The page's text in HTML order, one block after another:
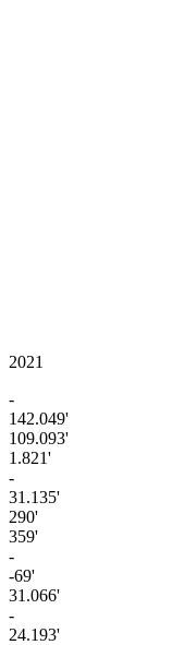
2021
-
142.049'
109.093'
1.821'
-
31.135'
290'
359'
-
-69'
31.066'
-
24.193'